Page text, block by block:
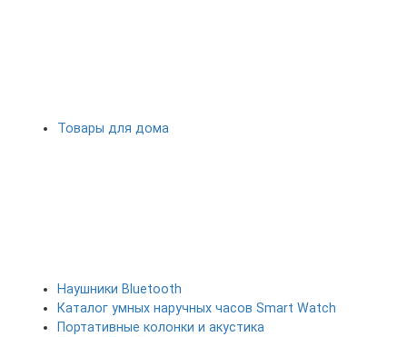
Товары для дома
Наушники Bluetooth
Каталог умных наручных часов Smart Watch
Портативные колонки и акустика